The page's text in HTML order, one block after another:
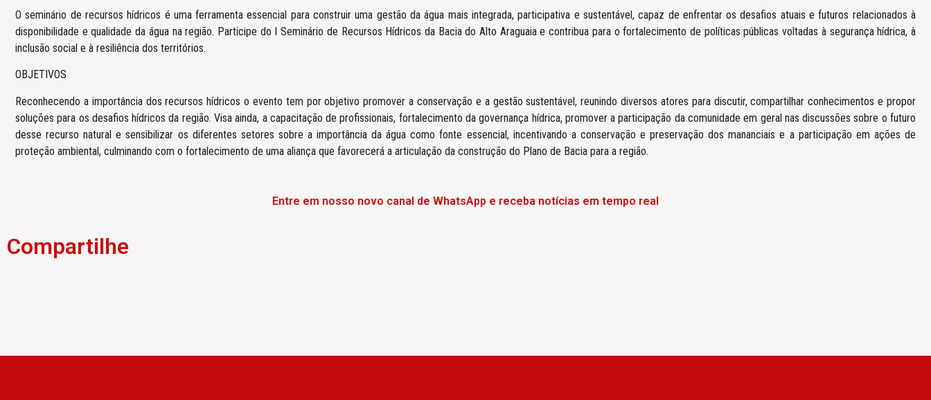
O seminário de recursos hídricos é uma ferramenta essencial para construir uma gestão da água mais integrada, participativa e sustentável, capaz de enfrentar os desafios atuais e futuros relacionados à
disponibilidade e qualidade da água na região. Participe do I Seminário de Recursos Hídricos da Bacia do Alto Araguaia e contribua para o fortalecimento de políticas públicas voltadas à segurança hídrica, à
inclusão social e à resiliência dos territórios.
OBJETIVOS
Reconhecendo a importância dos recursos hídricos o evento tem por objetivo promover a conservação e a gestão sustentável, reunindo diversos atores para discutir, compartilhar conhecimentos e propor
soluções para os desafios hídricos da região. Visa ainda, a capacitação de profissionais, fortalecimento da governança hídrica, promover a participação da comunidade em geral nas discussões sobre o futuro
desse recurso natural e sensibilizar os diferentes setores sobre a importância da água como fonte essencial, incentivando a conservação e preservação dos mananciais e a participação em ações de
proteção ambiental, culminando com o fortalecimento de uma aliança que favorecerá a articulação da construção do Plano de Bacia para a região.
Entre em nosso novo canal de WhatsApp e receba notícias em tempo real
Compartilhe